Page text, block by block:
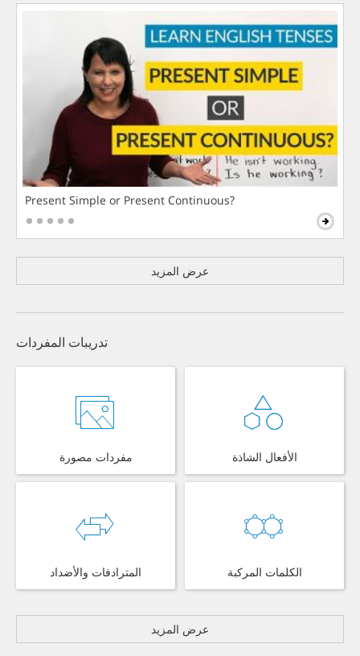
Present Simple or Present Continuous?
عرض المزيد
تدريبات المفردات
مفردات مصورة الأفعال الشاذة
المترادفات والأضداد الكلمات المركبة
عرض المزيد